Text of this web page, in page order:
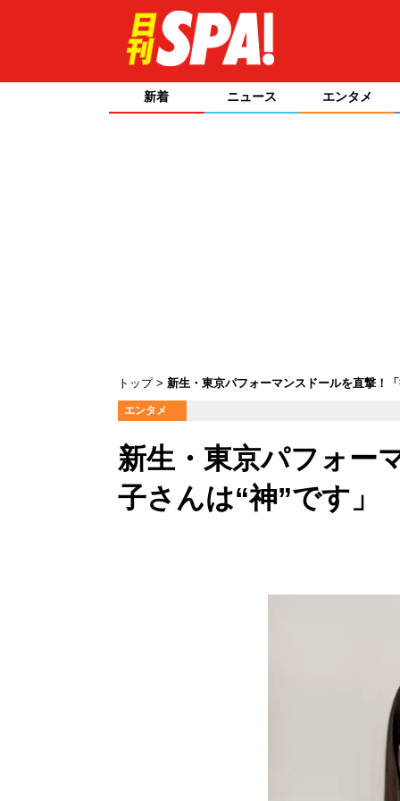
新着 ニュース エンタメ
トップ 新生・東京パフォーマンスドールを直撃！
エンタメ
新生・東京パフォー
子さんは“神”です」